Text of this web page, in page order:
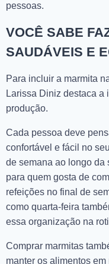
pessoas.
VOCÊ SABE
SAUDÁVEIS E
Para incluir a marmita
Larissa Diniz destaca a
produção.
Cada pessoa deve
confortável e fácil no
de semana ao longo da
para quem gosta de
refeições no final de
como quarta-feira
essa organização na
Comprar marmitas
manter os alimentos